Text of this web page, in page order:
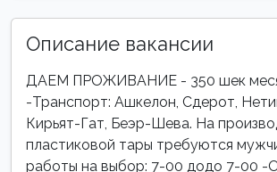
Описание вакансии
ДАЕМ ПРОЖИВАНИЕ - 350 шек
-Транспорт: Ашкелон, Сдерот,
Кирьят-Гат, Беэр-Шева. На
пластиковой тары требуются
работы на выбор: 7-00 додо 7-00 -